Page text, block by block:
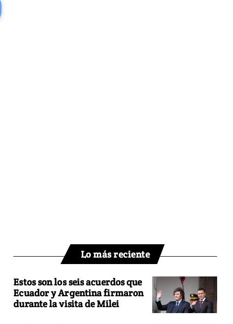
Lo más reciente
Estos son los seis acuerdos que
Ecuador y Argentina firmaron
durante la visita de Milei